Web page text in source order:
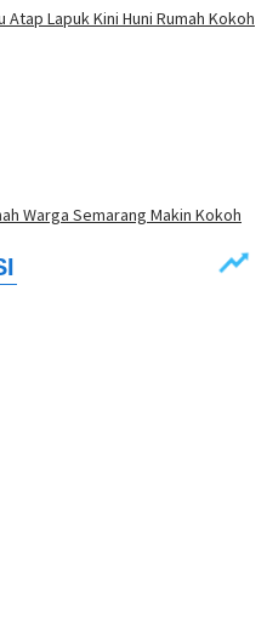
Lapuk Kini Huni Rumah Kokoh
Warga Semarang Makin Kokoh